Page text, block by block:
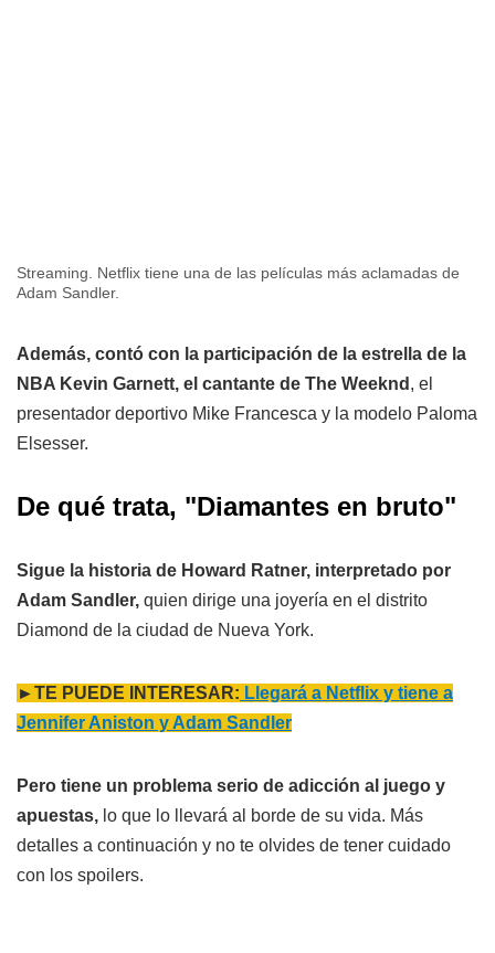
Streaming. Netflix tiene una de las películas más aclamadas de
Adam Sandler.
Además, contó con la participación de la estrella de la
NBA Kevin Garnett, el cantante de The Weeknd , el
presentador deportivo Mike Francesca y la modelo Paloma
Elsesser.
De qué trata, "Diamantes en bruto"
Sigue la historia de Howard Ratner, interpretado por
Adam Sandler, quien dirige una joyería en el distrito
Diamond de la ciudad de Nueva York.
►TE PUEDE INTERESAR: Llegará a Netflix y tiene a
Jennifer Aniston y Adam Sandler
Pero tiene un problema serio de adicción al juego y
apuestas, lo que lo llevará al borde de su vida. Más
detalles a continuación y no te olvides de tener cuidado
con los spoilers.